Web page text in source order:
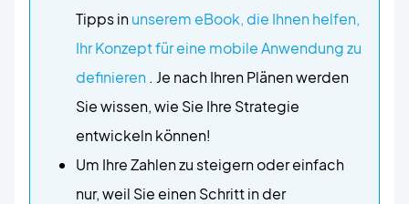
Tipps inunserem eBook, die Ihnen helfen,
Ihr Konzept für eine mobile Anwendung zu
definieren . Je nach Ihren Plänen werden
Sie wissen, wie Sie Ihre Strategie
entwickeln können!
Um Ihre Zahlen zu steigern oder einfach
nur, weil Sie einen Schritt in der